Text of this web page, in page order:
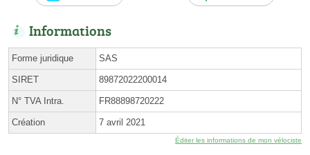
Informations
Forme juridique SAS
SIRET 89872022200014
N° TVA Intra. FR88898720222
Création 7 avril 2021
Éditer les informations de mon vélociste